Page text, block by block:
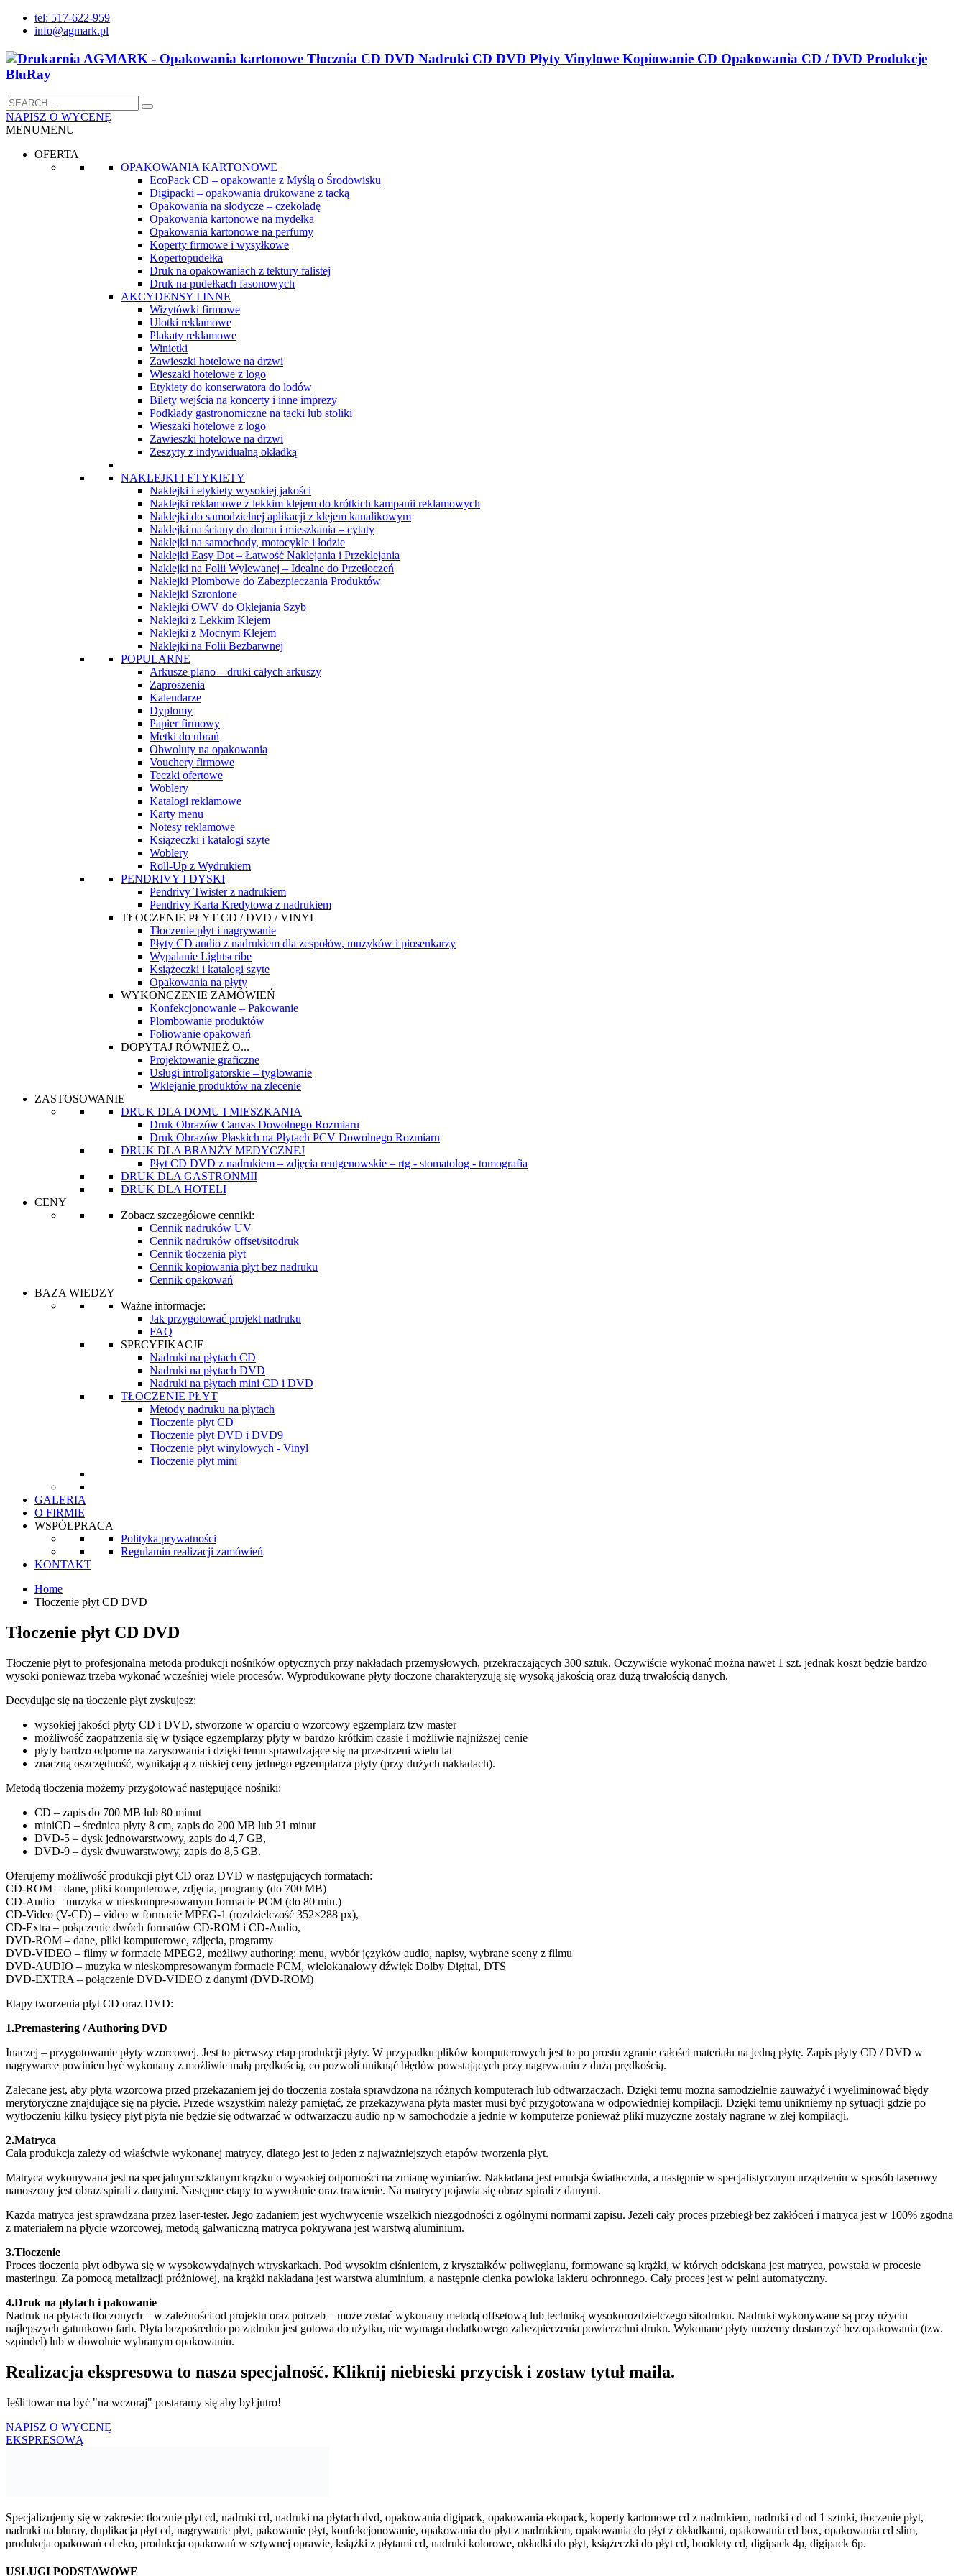
tel: 517-622-959
info@agmark.pl
NAPISZ O WYCENĘ
MENUMENU
OFERTA
OPAKOWANIA KARTONOWE
EcoPack CD – opakowanie z Myślą o Środowisku
Digipacki – opakowania drukowane z tacką
Opakowania na słodycze – czekoladę
Opakowania kartonowe na mydełka
Opakowania kartonowe na perfumy
Koperty firmowe i wysyłkowe
Kopertopudełka
Druk na opakowaniach z tektury falistej
Druk na pudełkach fasonowych
AKCYDENSY I INNE
Wizytówki firmowe
Ulotki reklamowe
Plakaty reklamowe
Winietki
Zawieszki hotelowe na drzwi
Wieszaki hotelowe z logo
Etykiety do konserwatora do lodów
Bilety wejścia na koncerty i inne imprezy
Podkłady gastronomiczne na tacki lub stoliki
Wieszaki hotelowe z logo
Zawieszki hotelowe na drzwi
Zeszyty z indywidualną okładką
NAKLEJKI I ETYKIETY
Naklejki i etykiety wysokiej jakości
Naklejki reklamowe z lekkim klejem do krótkich kampanii reklamowych
Naklejki do samodzielnej aplikacji z klejem kanalikowym
Naklejki na ściany do domu i mieszkania – cytaty
Naklejki na samochody, motocykle i łodzie
Naklejki Easy Dot – Łatwość Naklejania i Przeklejania
Naklejki na Folii Wylewanej – Idealne do Przetłoczeń
Naklejki Plombowe do Zabezpieczania Produktów
Naklejki Szronione
Naklejki OWV do Oklejania Szyb
Naklejki z Lekkim Klejem
Naklejki z Mocnym Klejem
Naklejki na Folii Bezbarwnej
POPULARNE
Arkusze plano – druki całych arkuszy
Zaproszenia
Kalendarze
Dyplomy
Papier firmowy
Metki do ubrań
Obwoluty na opakowania
Vouchery firmowe
Teczki ofertowe
Woblery
Katalogi reklamowe
Karty menu
Notesy reklamowe
Książeczki i katalogi szyte
Woblery
Roll-Up z Wydrukiem
PENDRIVY I DYSKI
Pendrivy Twister z nadrukiem
Pendrivy Karta Kredytowa z nadrukiem
TŁOCZENIE PŁYT CD / DVD / VINYL
Tłoczenie płyt i nagrywanie
Płyty CD audio z nadrukiem dla zespołów, muzyków i piosenkarzy
Wypalanie Lightscribe
Książeczki i katalogi szyte
Opakowania na płyty
WYKOŃCZENIE ZAMÓWIEŃ
Konfekcjonowanie – Pakowanie
Plombowanie produktów
Foliowanie opakowań
DOPYTAJ RÓWNIEŻ O...
Projektowanie graficzne
Usługi introligatorskie – tyglowanie
Wklejanie produktów na zlecenie
ZASTOSOWANIE
DRUK DLA DOMU I MIESZKANIA
Druk Obrazów Canvas Dowolnego Rozmiaru
Druk Obrazów Płaskich na Płytach PCV Dowolnego Rozmiaru
DRUK DLA BRANŻY MEDYCZNEJ
Płyt CD DVD z nadrukiem – zdjęcia rentgenowskie – rtg - stomatolog - tomografia
DRUK DLA GASTRONMII
DRUK DLA HOTELI
CENY
Zobacz szczegółowe cenniki:
Cennik nadruków UV
Cennik nadruków offset/sitodruk
Cennik tłoczenia płyt
Cennik kopiowania płyt bez nadruku
Cennik opakowań
BAZA WIEDZY
Ważne informacje:
Jak przygotować projekt nadruku
FAQ
SPECYFIKACJE
Nadruki na płytach CD
Nadruki na płytach DVD
Nadruki na płytach mini CD i DVD
TŁOCZENIE PŁYT
Metody nadruku na płytach
Tłoczenie płyt CD
Tłoczenie płyt DVD i DVD9
Tłoczenie płyt winylowych - Vinyl
Tłoczenie płyt mini
GALERIA
O FIRMIE
WSPÓŁPRACA
Polityka prywatności
Regulamin realizacji zamówień
KONTAKT
Home
Tłoczenie płyt CD DVD
Tłoczenie płyt CD DVD
Tłoczenie płyt to profesjonalna metoda produkcji nośników optycznych przy nakładach przemysłowych, przekraczających 300 sztuk. Oczywiście wykonać można nawet 1 szt. jednak koszt będzie bardzo
wysoki ponieważ trzeba wykonać wcześniej wiele procesów. Wyprodukowane płyty tłoczone charakteryzują się wysoką jakością oraz dużą trwałością danych.
Decydując się na tłoczenie płyt zyskujesz:
wysokiej jakości płyty CD i DVD, stworzone w oparciu o wzorcowy egzemplarz tzw master
możliwość zaopatrzenia się w tysiące egzemplarzy płyty w bardzo krótkim czasie i możliwie najniższej cenie
płyty bardzo odporne na zarysowania i dzięki temu sprawdzające się na przestrzeni wielu lat
znaczną oszczędność, wynikającą z niskiej ceny jednego egzemplarza płyty (przy dużych nakładach).
Metodą tłoczenia możemy przygotować następujące nośniki:
CD – zapis do 700 MB lub 80 minut
miniCD – średnica płyty 8 cm, zapis do 200 MB lub 21 minut
DVD-5 – dysk jednowarstwowy, zapis do 4,7 GB,
DVD-9 – dysk dwuwarstwowy, zapis do 8,5 GB.
Oferujemy możliwość produkcji płyt CD oraz DVD w następujących formatach:
CD-ROM – dane, pliki komputerowe, zdjęcia, programy (do 700 MB)
CD-Audio – muzyka w nieskompresowanym formacie PCM (do 80 min.)
CD-Video (V-CD) – video w formacie MPEG-1 (rozdzielczość 352×288 px),
CD-Extra – połączenie dwóch formatów CD-ROM i CD-Audio,
DVD-ROM – dane, pliki komputerowe, zdjęcia, programy
DVD-VIDEO – filmy w formacie MPEG2, możliwy authoring: menu, wybór języków audio, napisy, wybrane sceny z filmu
DVD-AUDIO – muzyka w nieskompresowanym formacie PCM, wielokanałowy dźwięk Dolby Digital, DTS
DVD-EXTRA – połączenie DVD-VIDEO z danymi (DVD-ROM)
Etapy tworzenia płyt CD oraz DVD:
1.Premastering / Authoring DVD
Inaczej – przygotowanie płyty wzorcowej. Jest to pierwszy etap produkcji płyty. W przypadku plików komputerowych jest to po prostu zgranie całości materiału na jedną płytę. Zapis płyty CD / DVD w
nagrywarce powinien być wykonany z możliwie małą prędkością, co pozwoli uniknąć błędów powstających przy nagrywaniu z dużą prędkością.
Zalecane jest, aby płyta wzorcowa przed przekazaniem jej do tłoczenia została sprawdzona na różnych komputerach lub odtwarzaczach. Dzięki temu można samodzielnie zauważyć i wyeliminować błędy
merytoryczne znajdujące się na płycie. Przede wszystkim należy pamiętać, że przekazywana płyta master musi być przygotowana w odpowiedniej kompilacji. Dzięki temu unikniemy np sytuacji gdzie po
wytłoczeniu kilku tysięcy płyt płyta nie będzie się odtwarzać w odtwarzaczu audio np w samochodzie a jednie w komputerze ponieważ pliki muzyczne zostały nagrane w złej kompilacji.
2.Matryca
Cała produkcja zależy od właściwie wykonanej matrycy, dlatego jest to jeden z najważniejszych etapów tworzenia płyt.
Matryca wykonywana jest na specjalnym szklanym krążku o wysokiej odporności na zmianę wymiarów. Nakładana jest emulsja światłoczuła, a następnie w specjalistycznym urządzeniu w sposób laserowy
nanoszony jest obraz spirali z danymi. Następne etapy to wywołanie oraz trawienie. Na matrycy pojawia się obraz spirali z danymi.
Każda matryca jest sprawdzana przez laser-tester. Jego zadaniem jest wychwycenie wszelkich niezgodności z ogólnymi normami zapisu. Jeżeli cały proces przebiegł bez zakłóceń i matryca jest w 100% zgodna
z materiałem na płycie wzorcowej, metodą galwaniczną matryca pokrywana jest warstwą aluminium.
3.Tłoczenie
Proces tłoczenia płyt odbywa się w wysokowydajnych wtryskarkach. Pod wysokim ciśnieniem, z kryształków poliwęglanu, formowane są krążki, w których odciskana jest matryca, powstała w procesie
masteringu. Za pomocą metalizacji próżniowej, na krążki nakładana jest warstwa aluminium, a następnie cienka powłoka lakieru ochronnego. Cały proces jest w pełni automatyczny.
4.Druk na płytach i pakowanie
Nadruk na płytach tłoczonych – w zależności od projektu oraz potrzeb – może zostać wykonany metodą offsetową lub techniką wysokorozdzielczego sitodruku. Nadruki wykonywane są przy użyciu
najlepszych gatunkowo farb. Płyta bezpośrednio po zadruku jest gotowa do użytku, nie wymaga dodatkowego zabezpieczenia powierzchni druku. Wykonane płyty możemy dostarczyć bez opakowania (tzw.
szpindel) lub w dowolnie wybranym opakowaniu.
Realizacja ekspresowa to nasza specjalność. Kliknij niebieski przycisk i zostaw tytuł maila.
Jeśli towar ma być "na wczoraj" postaramy się aby był jutro!
NAPISZ O WYCENĘ
EKSPRESOWĄ
USŁUGI PODSTAWOWE
Wypalanie Lightscribe